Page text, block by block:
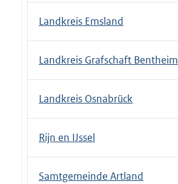
Landkreis Emsland
Landkreis Grafschaft Bentheim
Landkreis Osnabrück
Rijn en IJssel
Samtgemeinde Artland